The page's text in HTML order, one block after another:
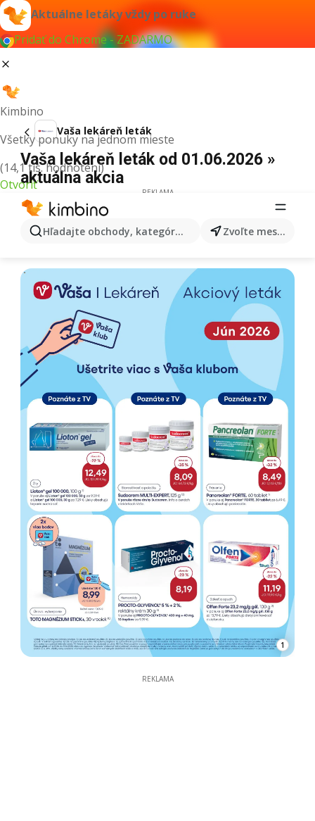
Aktuálne letáky vždy po ruke
Pridať do Chrome - ZADARMO
Kimbino
Všetky ponuky na jednom mieste
(14,1 tis. hodnotení)
Otvoriť
Hľadajte obchody, kategórie, produkty... Zvoľte mesto
Vaša lekáreň leták
Vaša lekáreň leták od 01.06.2026 »
aktuálna akcia
REKLAMA
1
REKLAMA